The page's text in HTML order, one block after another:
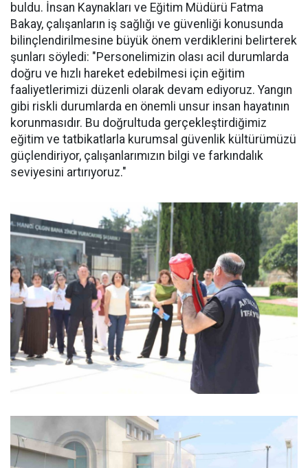
buldu. İnsan Kaynakları ve Eğitim Müdürü Fatma
Bakay, çalışanların iş sağlığı ve güvenliği konusunda
bilinçlendirilmesine büyük önem verdiklerini belirterek
şunları söyledi: "Personelimizin olası acil durumlarda
doğru ve hızlı hareket edebilmesi için eğitim
faaliyetlerimizi düzenli olarak devam ediyoruz. Yangın
gibi riskli durumlarda en önemli unsur insan hayatının
korunmasıdır. Bu doğrultuda gerçekleştirdiğimiz
eğitim ve tatbikatlarla kurumsal güvenlik kültürümüzü
güçlendiriyor, çalışanlarımızın bilgi ve farkındalık
seviyesini artırıyoruz."